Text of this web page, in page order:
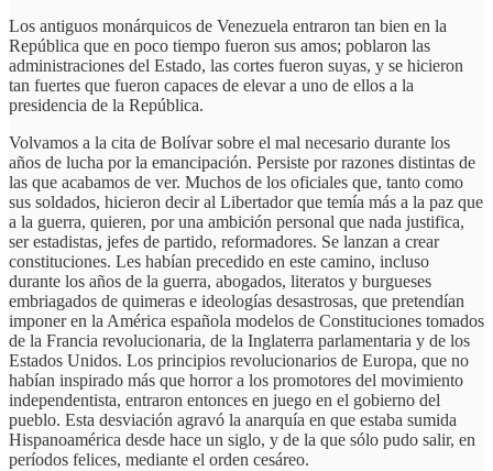
Los antiguos monárquicos de Venezuela entraron tan bien en la
República que en poco tiempo fueron sus amos; poblaron las
administraciones del Estado, las cortes fueron suyas, y se hicieron
tan fuertes que fueron capaces de elevar a uno de ellos a la
presidencia de la República.
Volvamos a la cita de Bolívar sobre el mal necesario durante los
años de lucha por la emancipación. Persiste por razones distintas de
las que acabamos de ver. Muchos de los oficiales que, tanto como
sus soldados, hicieron decir al Libertador que temía más a la paz que
a la guerra, quieren, por una ambición personal que nada justifica,
ser estadistas, jefes de partido, reformadores. Se lanzan a crear
constituciones. Les habían precedido en este camino, incluso
durante los años de la guerra, abogados, literatos y burgueses
embriagados de quimeras e ideologías desastrosas, que pretendían
imponer en la América española modelos de Constituciones tomados
de la Francia revolucionaria, de la Inglaterra parlamentaria y de los
Estados Unidos. Los principios revolucionarios de Europa, que no
habían inspirado más que horror a los promotores del movimiento
independentista, entraron entonces en juego en el gobierno del
pueblo. Esta desviación agravó la anarquía en que estaba sumida
Hispanoamérica desde hace un siglo, y de la que sólo pudo salir, en
períodos felices, mediante el orden cesáreo.